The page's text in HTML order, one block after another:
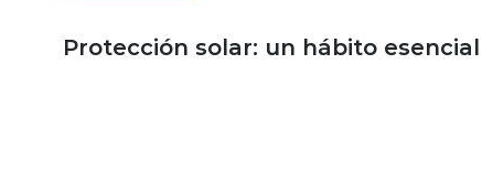
Protección solar: un hábito esencial